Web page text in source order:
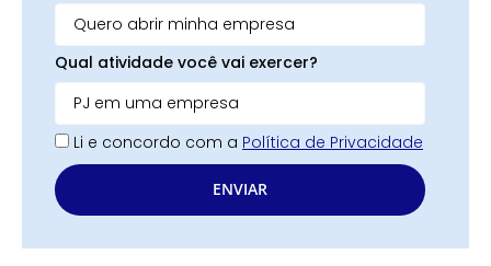
Qual atividade você vai exercer?
Li e concordo com a Política de Privacidade
ENVIAR